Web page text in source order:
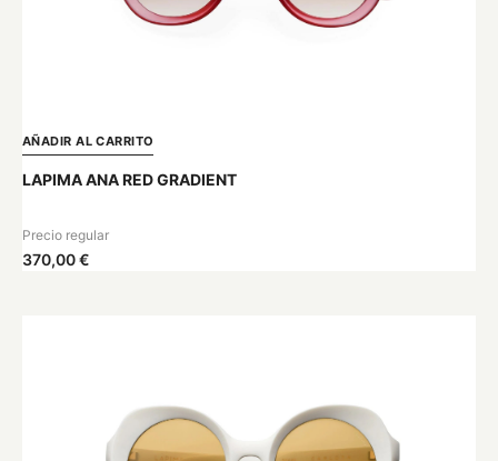
AÑADIR AL CARRITO
LAPIMA ANA RED GRADIENT
Precio regular
370,00 €